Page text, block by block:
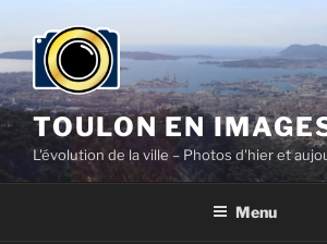
contenu
principal
TOULON EN
L'évolution de la ville – Photos d'hier et
Menu